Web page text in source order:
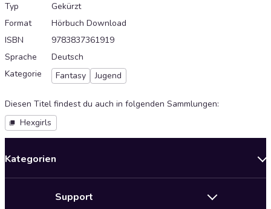
Typ
Gekürzt
Format
Hörbuch Download
ISBN
9783837361919
Sprache
Deutsch
Kategorie
Fantasy Jugend
Diesen Titel findest du auch in folgenden Sammlungen:
Hexgirls
Kategorien
Support